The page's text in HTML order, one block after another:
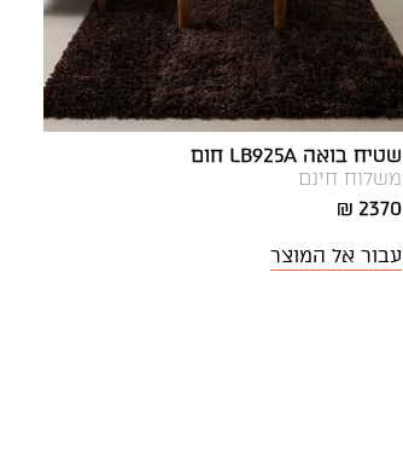
שטיח בואה LB925A חום
משלוח חינם
2370 ₪
עבור אל המוצר